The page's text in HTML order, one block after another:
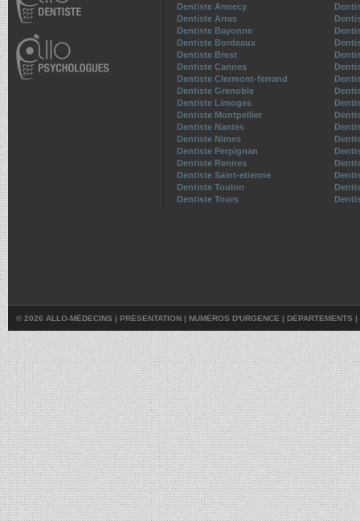
Dentiste Annecy
Dentiste Arras
Dentiste Bayonne
Dentiste Bordeaux
Dentiste Brest
Dentiste Cannes
Dentiste Clermont-ferrand
Dentiste Grenoble
Dentiste Limoges
Dentiste Montpellier
Dentiste Nantes
Dentiste Nimes
Dentiste Perpignan
Dentiste Rennes
Dentiste Saint-etienne
Dentiste Toulon
Dentiste Tours
© 2026 ALLO-MÉDECINS | PRÉSENTATION | NUMÉROS D'URGENCE | DÉPARTEMENTS |